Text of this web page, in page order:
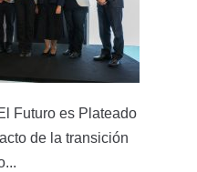
Futuro es Plateado
de la transición